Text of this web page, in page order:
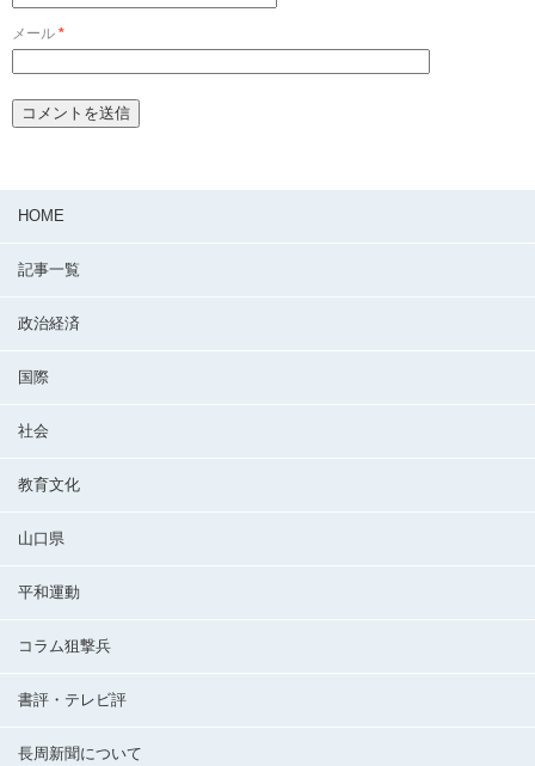
メール *
HOME
記事一覧
政治経済
国際
社会
教育文化
山口県
平和運動
コラム狙撃兵
書評・テレビ評
長周新聞について